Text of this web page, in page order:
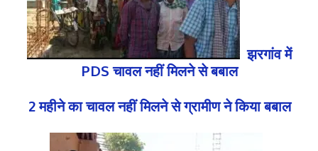
झरगांव में
PDS चावल नहीं मिलने से बबाल
2 महीने का चावल नहीं मिलने से ग्रामीण ने किया बबाल